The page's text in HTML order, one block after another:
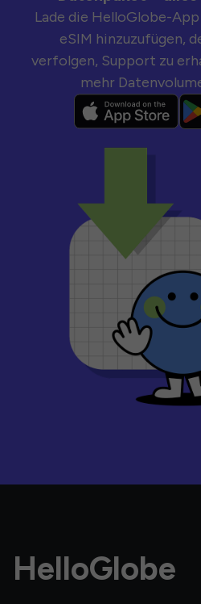
Lade die HelloGlobe-
eSIM hinzuzufügen,
verfolgen, Support zu
mehr
HelloGlobe